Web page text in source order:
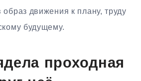
движения к плану, труду
будущему.
проходная